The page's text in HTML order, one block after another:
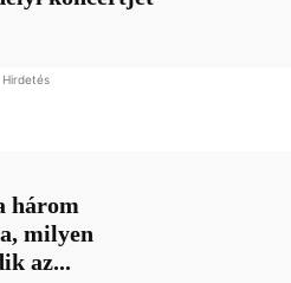
Hirdetés
három
milyen
az...